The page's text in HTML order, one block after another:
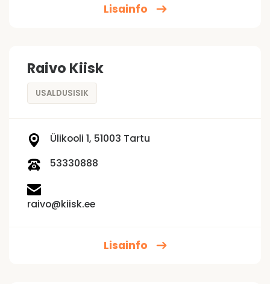
Lisainfo
Raivo Kiisk
USALDUSISIK
Ülikooli 1, 51003 Tartu
53330888
raivo@kiisk.ee
Lisainfo